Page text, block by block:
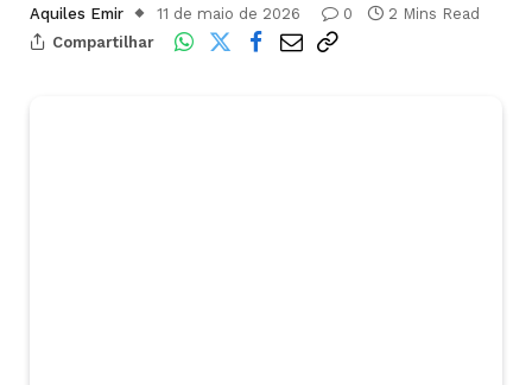
Aquiles Emir 11 de maio de 2026 0
2 Mins Read
Compartilhar